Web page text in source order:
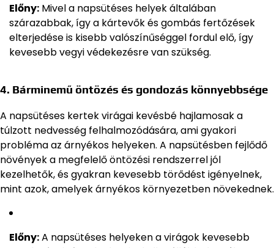
Előny: Mivel a napsütéses helyek általában
szárazabbak, így a kártevők és gombás fertőzések
elterjedése is kisebb valószínűséggel fordul elő, így
kevesebb vegyi védekezésre van szükség.
4. Bárminemű öntözés és gondozás könnyebbsége
A napsütéses kertek virágai kevésbé hajlamosak a
túlzott nedvesség felhalmozódására, ami gyakori
probléma az árnyékos helyeken. A napsütésben fejlődő
növények a megfelelő öntözési rendszerrel jól
kezelhetők, és gyakran kevesebb törődést igényelnek,
mint azok, amelyek árnyékos környezetben növekednek.
Előny:A napsütéses helyeken a virágok kevesebb